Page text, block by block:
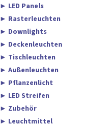
► LED Panels
► Rasterleuchten
► Downlights
► Deckenleuchten
► Tischleuchten
► Außenleuchten
► Pflanzenlicht
► LED Streifen
► Zubehör
► Leuchtmittel